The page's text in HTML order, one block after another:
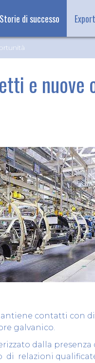
Storie di successo Export
e
contatti con
galvanico.
dalla
di relazioni